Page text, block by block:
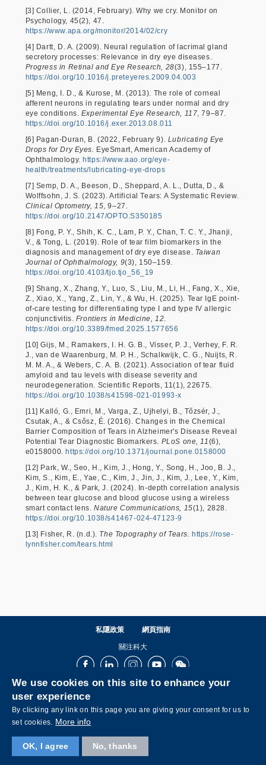
[3] Collier, L. (2014, February). Why we cry. Monitor on
Psychology, 45(2), 47.
https://www.apa.org/monitor/2014/02/cry
[4] Dartt, D. A. (2009). Neural regulation of lacrimal gland
secretory processes: Relevance in dry eye diseases.
Progress in Retinal and Eye Research, 28(3), 155–177.
https://doi.org/10.1016/j.preteyeres.2009.04.003
[5] Meng, I. D., & Kurose, M. (2013). The role of corneal
afferent neurons in regulating tears under normal and dry
eye conditions. Experimental Eye Research, 117 , 79–87.
https://doi.org/10.1016/j.exer.2013.08.011
[6] Pagan-Duran, B. (2022, February 9). Lubricating Eye
Drops for Dry Eyes. EyeSmart, American Academy of
Ophthalmology.https://www.aao.org/eye-
health/treatments/lubricating-eye-drops
[7] Semp, D. A., Beeson, D., Sheppard, A. L., Dutta, D., &
Wolffsohn, J. S. (2023). Artificial Tears: A Systematic Review.
Clinical Optometry, 15 , 9–27.
https://doi.org/10.2147/OPTO.S350185
[8] Fong, P. Y., Shih, K. C., Lam, P. Y., Chan, T. C. Y., Jhanji,
V., & Tong, L. (2019). Role of tear film biomarkers in the
diagnosis and management of dry eye disease. Taiwan
Journal of Ophthalmology, 9(3), 150–159.
https://doi.org/10.4103/tjo.tjo_56_19
[9] Shang, X., Zhang, Y., Luo, S., Liu, M., Li, H., Fang, X., Xie,
Z., Xiao, X., Yang, Z., Lin, Y., & Wu, H. (2025). Tear IgE point-
of-care testing for differentiating type I and type IV allergic
conjunctivitis. Frontiers in Medicine, 12
https://doi.org/10.3389/fmed.2025.1577656
[10] Gijs, M., Ramakers, I. H. G. B., Visser, P. J., Verhey, F. R.
J., van de Waarenburg, M. P. H., Schalkwijk, C. G., Nuijts, R.
M. M. A., & Webers, C. A. B. (2021). Association of tear fluid
amyloid and tau levels with disease severity and
neurodegeneration. Scientific Reports, 11(1), 22675.
https://doi.org/10.1038/s41598-021-01993-x
[11] Kalló, G., Emri, M., Varga, Z., Ujhelyi, B., Tőzsér, J.,
Csutak, A., & Csősz, É. (2016). Changes in the Chemical
Barrier Composition of Tears in Alzheimer's Disease Reveal
Potential Tear Diagnostic Biomarkers. PLoS one, 11 (6),
e0158000.https://doi.org/10.1371/journal.pone.0158000
[12] Park, W., Seo, H., Kim, J., Hong, Y., Song, H., Joo, B. J.,
Kim, S., Kim, E., Yae, C., Kim, J., Jin, J., Kim, J., Lee, Y., Kim,
J., Kim, H. K., & Park, J. (2024). In-depth correlation analysis
between tear glucose and blood glucose using a wireless
smart contact lens.Nature Communications, 15(1), 2828.
https://doi.org/10.1038/s41467-024-47123-9
[13] Fisher, R. (n.d.). The Topography of Tears. https://rose-
lynnfisher.com/tears.html
私隱政策 網頁指南
關注科大
FacebookLinkedInInstagramYoutubeWechat
We use cookies on this site to enhance your
user experience
By clicking any link on this page you are giving your consent for us to
set cookies. More info
OK, I agree No, thanks